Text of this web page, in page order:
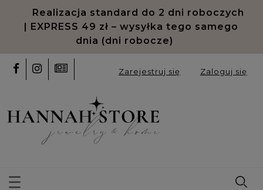
Realizacja standard do 2 dni roboczych
| EXPRESS 49 zł – wysyłka tego samego
dnia (dni robocze)
Zarejestruj się Zaloguj się